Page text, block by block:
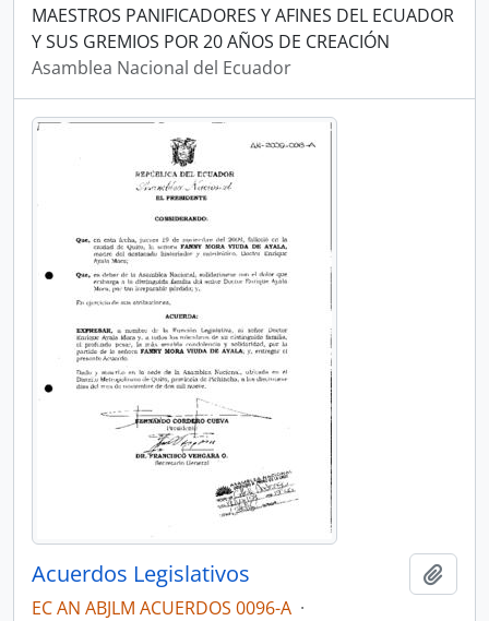
MAESTROS PANIFICADORES Y AFINES DEL ECUADOR
Y SUS GREMIOS POR 20 AÑOS DE CREACIÓN
Asamblea Nacional del Ecuador
Acuerdos Legislativos
EC AN ABJLM ACUERDOS 0096-A ·